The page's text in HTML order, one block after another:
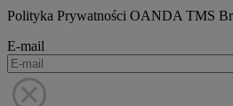
Polityka Prywatności OANDA TMS
E-mail